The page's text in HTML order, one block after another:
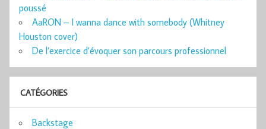
poussé
AaRON – I wanna dance with somebody (Whitney
Houston cover)
De l’exercice d’évoquer son parcours professionnel
CATÉGORIES
Backstage